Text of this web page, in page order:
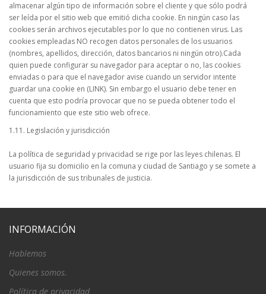
almacenar algún tipo de información sobre el cliente y que sólo podrá
ser leída por el sitio web que emitió dicha cookie. En ningún caso las
cookies serán archivos ejecutables por lo que no contienen virus. Las
cookies empleadas NO recogen datos personales de los usuarios
(nombres, apellidos, dirección, datos bancarios ni ningún otro).Cada
quien puede configurar su navegador para aceptar o no, las cookies
enviadas o para que el navegador avise cuando un servidor intente
guardar una cookie en (LINK). Sin embargo el usuario debe tener en
cuenta que esto podría provocar que no se pueda obtener todo el
funcionamiento que este sitio web ofrece.
1.11. Legislación y jurisdicción
La política de seguridad y privacidad se rige por las leyes chilenas. El
usuario fija su domicilio en la comuna y ciudad de Santiago y se somete a
la jurisdicción de sus tribunales de justicia.
INFORMACIÓN
Hablemos
Quienes somos.
Política de privacidad